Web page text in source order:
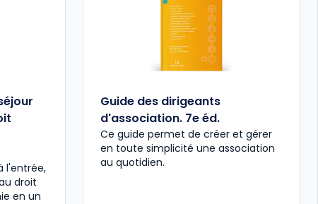
l'entrée,
droit
en un
Guide des dirigeants
d'association. 7e éd.
Ce guide permet de créer et gérer
en toute simplicité une association
au quotidien.